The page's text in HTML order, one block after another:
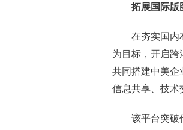
拓展国际版
在夯实国内
为目标，开启跨
共同搭建中美企
信息共享、技术
该平台突破